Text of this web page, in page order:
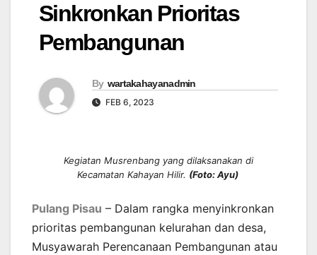
Sinkronkan Prioritas
Pembangunan
By wartakahayanadmin
FEB 6, 2023
Kegiatan Musrenbang yang dilaksanakan di
Kecamatan Kahayan Hilir. (Foto: Ayu)
Pulang Pisau – Dalam rangka menyinkronkan
prioritas pembangunan kelurahan dan desa,
Musyawarah Perencanaan Pembangunan atau